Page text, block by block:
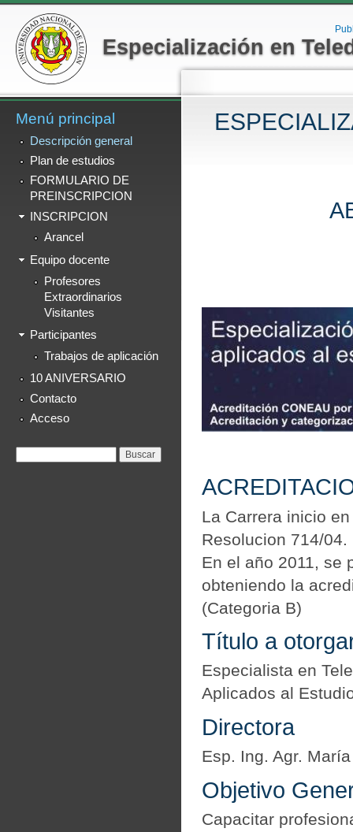
Especialización en
Menú secundario
Menú principal
Descripción general
Plan de estudios
FORMULARIO DE
PREINSCRIPCION
INSCRIPCION
Arancel
Equipo docente
Profesores
Extraordinarios
Visitantes
Participantes
Trabajos de aplicación
10 ANIVERSARIO
Contacto
Acceso
La Carrera inicio
Resolucion 714/04.
En el año 2011, se
obteniendo la
(Categoria B)
Título a
Especialista en
Aplicados al
Directora
Esp. Ing. Agr.
Objetivo
Capacitar